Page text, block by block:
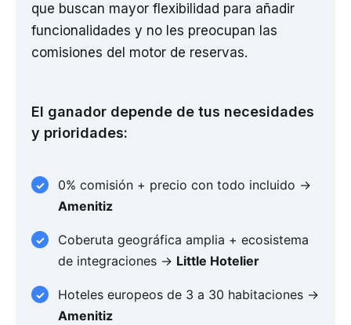
que buscan mayor flexibilidad para añadir
funcionalidades y no les preocupan las
comisiones del motor de reservas.
El ganador depende de tus necesidades
y prioridades:
0% comisión + precio con todo incluido →
Amenitiz
Coberuta geográfica amplia + ecosistema
de integraciones → Little Hotelier
Hoteles europeos de 3 a 30 habitaciones →
Amenitiz